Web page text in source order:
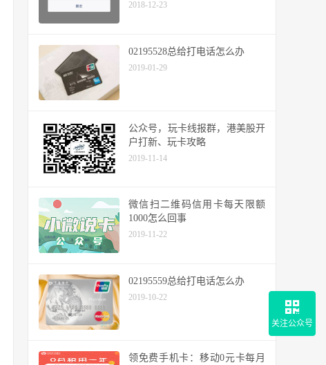
2018-12-23
02195528总给打电话怎么办
2019-01-29
公众号，玩卡线报群，港美股开
户打新、玩卡攻略
2019-11-14
微信扫二维码信用卡每天限额
1000怎么回事
2019-11-22
02195559总给打电话怎么办
2019-10-22
领免费手机卡：移动0元卡每月
关注公众号